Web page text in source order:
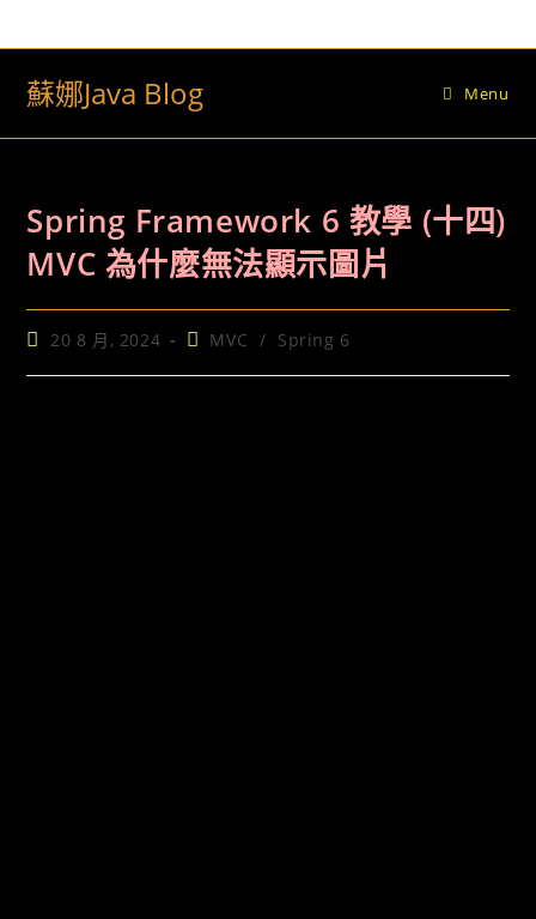
to
content蘇娜Java Blog Menu
Spring Framework 6 教學 (十四)
MVC 為什麼無法顯示圖片
Post20 8 月, 2024
PostMVC / Spring 6